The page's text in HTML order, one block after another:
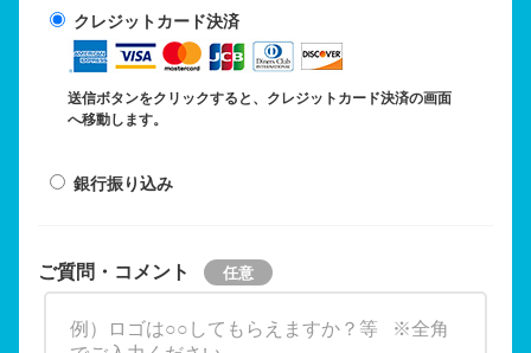
クレジットカード決済
送信ボタンをクリックすると、クレジットカード決済の画面
へ移動します。
銀行振り込み
ご質問・コメント